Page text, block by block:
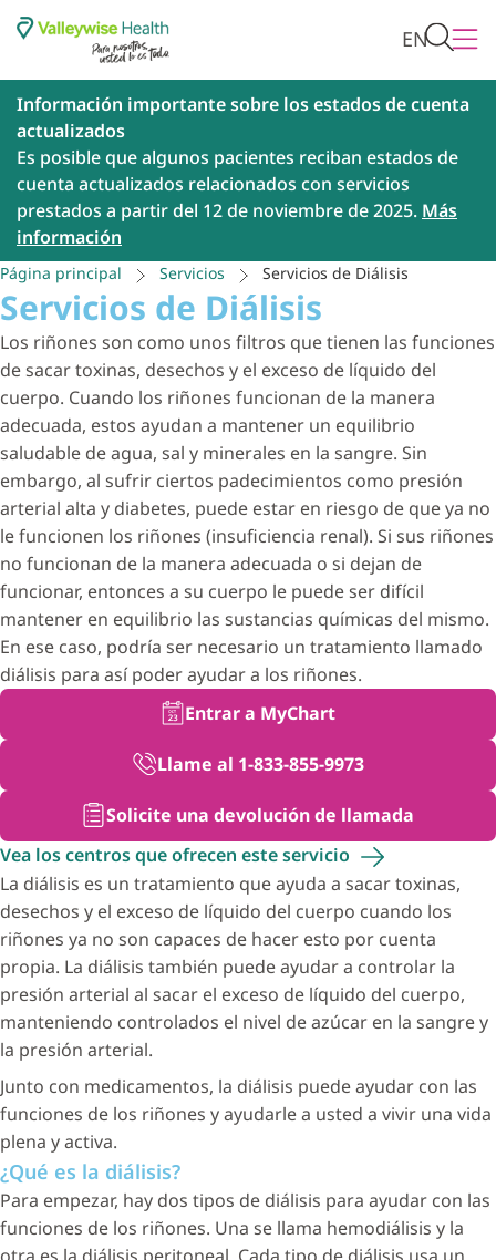
EN
Información importante sobre los estados de cuenta
actualizados
Es posible que algunos pacientes reciban estados de
cuenta actualizados relacionados con servicios
prestados a partir del 12 de noviembre de 2025. Más
información
Página principal Servicios Servicios de Diálisis
Servicios de Diálisis
Los riñones son como unos filtros que tienen las funciones
de sacar toxinas, desechos y el exceso de líquido del
cuerpo. Cuando los riñones funcionan de la manera
adecuada, estos ayudan a mantener un equilibrio
saludable de agua, sal y minerales en la sangre. Sin
embargo, al sufrir ciertos padecimientos como presión
arterial alta y diabetes, puede estar en riesgo de que ya no
le funcionen los riñones (insuficiencia renal). Si sus riñones
no funcionan de la manera adecuada o si dejan de
funcionar, entonces a su cuerpo le puede ser difícil
mantener en equilibrio las sustancias químicas del mismo.
En ese caso, podría ser necesario un tratamiento llamado
diálisis para así poder ayudar a los riñones.
Entrar a MyChart
Llame al 1-833-855-9973
Solicite una devolución de llamada
Vea los centros que ofrecen esteservicio
La diálisis es un tratamiento que ayuda a sacar toxinas,
desechos y el exceso de líquido del cuerpo cuando los
riñones ya no son capaces de hacer esto por cuenta
propia. La diálisis también puede ayudar a controlar la
presión arterial al sacar el exceso de líquido del cuerpo,
manteniendo controlados el nivel de azúcar en la sangre y
la presión arterial.
Junto con medicamentos, la diálisis puede ayudar con las
funciones de los riñones y ayudarle a usted a vivir una vida
plena y activa.
¿Qué es la diálisis?
Para empezar, hay dos tipos de diálisis para ayudar con las
funciones de los riñones. Una se llama hemodiálisis y la